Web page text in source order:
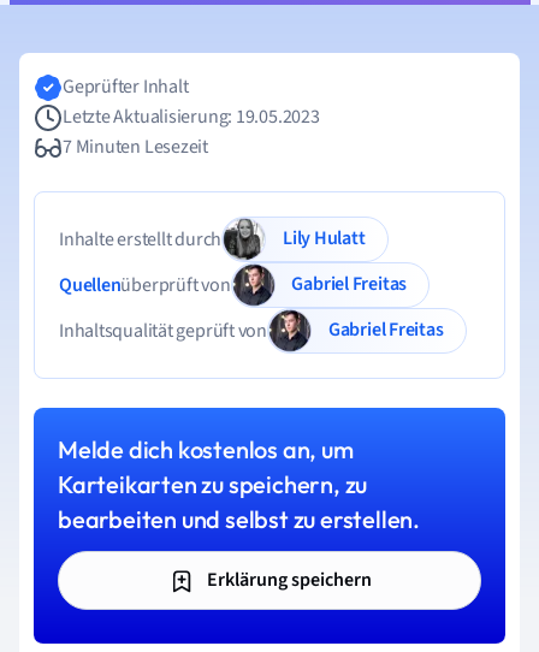
Geprüfter Inhalt
Letzte Aktualisierung: 19.05.2023
7 Minuten Lesezeit
Inhalte erstellt durch
Lily Hulatt
Quellenüberprüft von
Gabriel Freitas
Inhaltsqualität geprüft von
Gabriel Freitas
Melde dich kostenlos an, um
Karteikarten zu speichern, zu
bearbeiten und selbst zu erstellen.
Erklärung speichern